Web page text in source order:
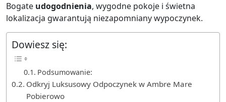
Bogate udogodnienia, wygodne pokoje i świetna
lokalizacja gwarantują niezapomniany wypoczynek.
Dowiesz się:
Podsumowanie:
Odkryj Luksusowy Odpoczynek w Ambre Mare
Pobierowo